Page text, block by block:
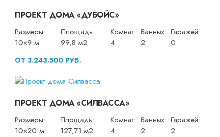
ПРОЕКТ ДОМА «ДУБОЙС»
Размеры:
10×9 м
Площадь:
99,8 м2
Комнат:
4
Ванных:
2
Гаражей:
0
ОТ 3.243.500 РУБ.
ПРОЕКТ ДОМА «СИЛВАССА»
Размеры:
10×20 м
Площадь:
127,71 м2
Комнат:
4
Ванных:
2
Гаражей:
2